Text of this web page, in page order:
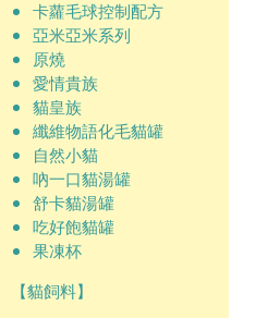
卡蘿毛球控制配方
亞米亞米系列
原燒
愛情貴族
貓皇族
纖維物語化毛貓罐
自然小貓
吶一口貓湯罐
舒卡貓湯罐
吃好飽貓罐
果凍杯
【貓飼料】